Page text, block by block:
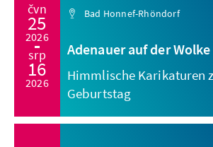
čvn
25
2026
srp
16
2026
Bad Honnef-Rhöndorf
Adenauer auf der Wolke
Himmlische Karikaturen
Geburtstag